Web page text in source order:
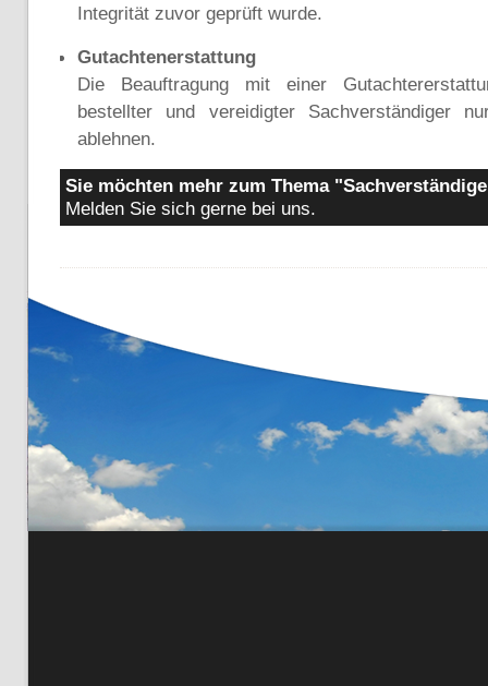
Integrität zuvor geprüft wurde.
Gutachtenerstattung
Die Beauftragung mit einer
bestellter und vereidigter Sachverständiger
ablehnen.
Sie möchten mehr zum Thema
Melden Sie sich gerne bei uns.